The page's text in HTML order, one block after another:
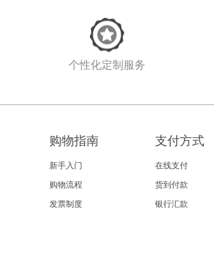
个性化定制服务
购物指南
新手入门
购物流程
发票制度
支付方式
在线支付
货到付款
银行汇款